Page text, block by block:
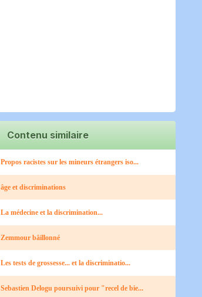
Contenu similaire
Propos racistes sur les mineurs étrangers iso...
âge et discriminations
La médecine et la discrimination...
Zemmour bâillonné
Les tests de grossesse... et la discriminatio...
Sebastien Delogu poursuivi pour "recel de bie...